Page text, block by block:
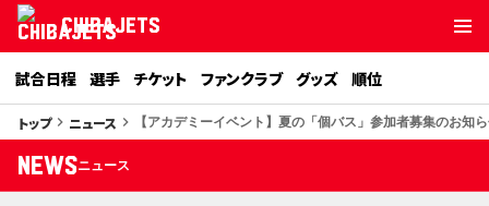
CHIBAJETS
試合日程 選手 チケット ファンクラブ グッズ 順位
トップkeyboard_arrow_right ニュース keyboard_arrow_right 【アカデミーイベント】夏の「個バス」参加者募集のお知
NEWSニュース